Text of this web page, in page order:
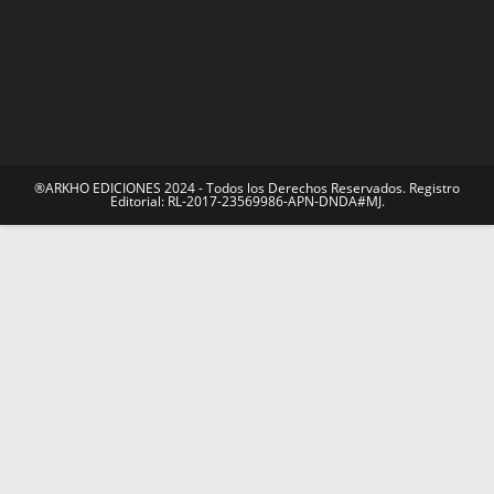
®ARKHO EDICIONES 2024 - Todos los Derechos Reservados. Registro
Editorial: RL-2017-23569986-APN-DNDA#MJ.